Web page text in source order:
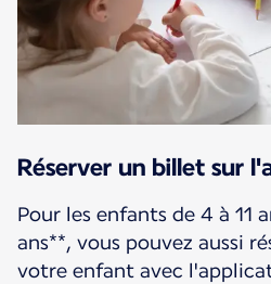
Réserver un billet sur
Pour les enfants de 4 à 11
ans**, vous pouvez aussi
votre enfant avec